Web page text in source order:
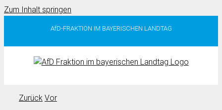
Zum Inhalt springen
AfD-FRAKTION IM BAYERISCHEN LANDTAG
Zurück Vor